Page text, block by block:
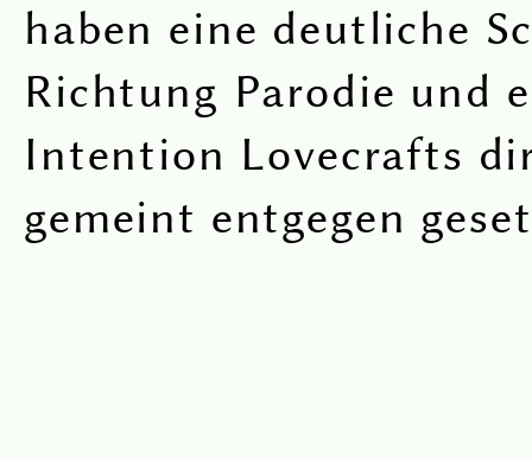
haben eine deutliche
Richtung Parodie und
Intention Lovecrafts
gemeint entgegen